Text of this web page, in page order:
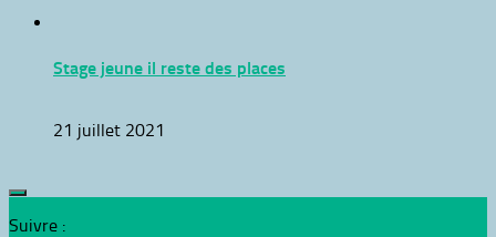
Stage jeune il reste des places
21 juillet 2021
Suivre :